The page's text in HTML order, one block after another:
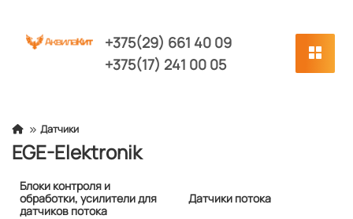
+375(29) 661 40 09
+375(17) 241 00 05
Датчики
EGE-Elektronik
Блоки контроля и
обработки, усилители для
датчиков потока
Датчики потока